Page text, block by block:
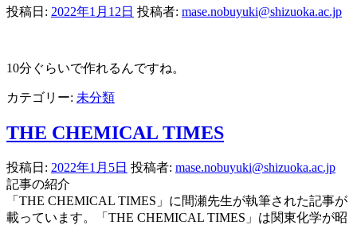
投稿日: 2022年1月12日 投稿者: mase.nobuyuki@shizuoka.ac.jp
10分ぐらいで作れるんですね。
カテゴリー: 未分類
THE CHEMICAL TIMES
投稿日: 2022年1月5日 投稿者: mase.nobuyuki@shizuoka.ac.jp
記事の紹介
「THE CHEMICAL TIMES」に間瀬先生が執筆された記事が
載っています。「THE CHEMICAL TIMES」は関東化学が昭